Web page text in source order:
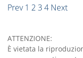
Prev 1 2 3 4 Next
ATTENZIONE:
È vietata la